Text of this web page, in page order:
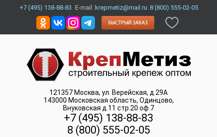
+7 (495) 138-88-83 E-mail: krepmetiz@mail.ru 8 (800) 555-02-05
121357 Москва, ул. Верейская, д.29А
143000 Московская область, Одинцово,
Внуковская д.11 стр.20 оф.7
+7 (495) 138-88-83
8 (800) 555-02-05